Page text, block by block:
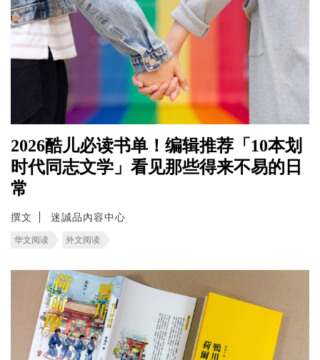
2026酷儿必读书单！编辑推荐「10本划
时代同志文学」看见那些得来不易的日
常
撰文 迷誠品內容中心
华文阅读 外文阅读